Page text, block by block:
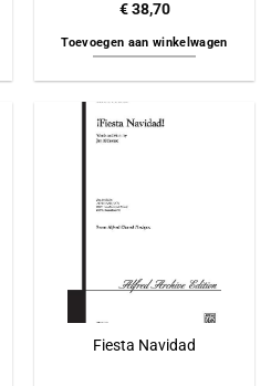
€38,70
Toevoegen aan winkelwagen
Fiesta Navidad